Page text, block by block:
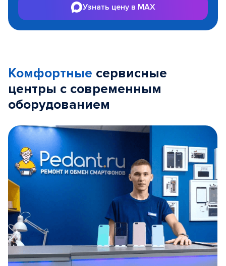
Узнать цену в MAX
Комфортные сервисные
центры с современным
оборудованием